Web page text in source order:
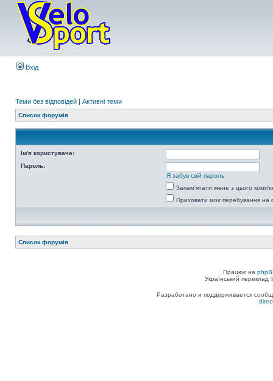
Вхід
Теми без відповідей | Активні теми
Список форумів
Ім'я користувача:
Пароль:
Я забув свій пароль
Запам'ятати мене з цього
Приховати моє перебування на
Список форумів
Працює на
Український
Разработано и поддерживается